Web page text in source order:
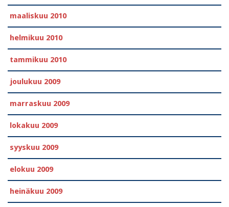
maaliskuu 2010
helmikuu 2010
tammikuu 2010
joulukuu 2009
marraskuu 2009
lokakuu 2009
syyskuu 2009
elokuu 2009
heinäkuu 2009